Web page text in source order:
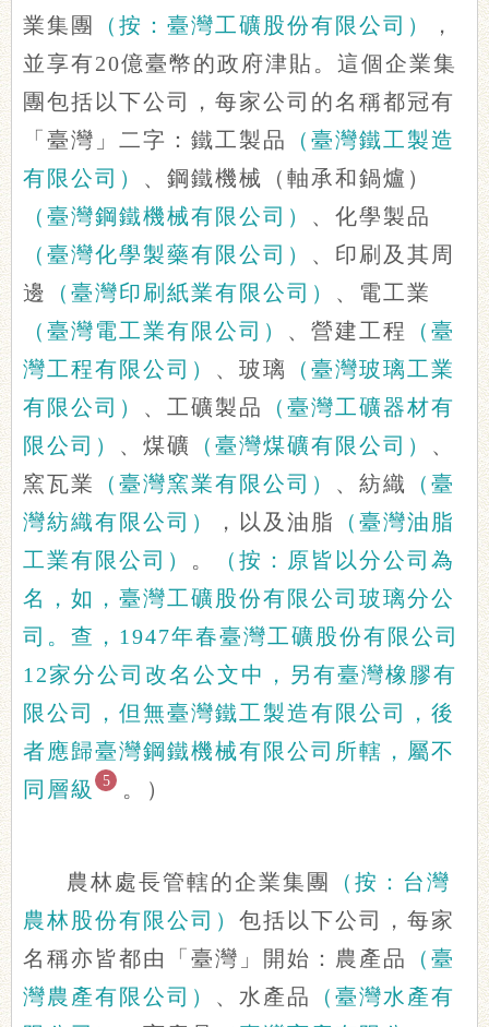
業集團
（按：臺灣工礦股份有限公司）
，
並享有20億臺幣的政府津貼。這個企業集
團包括以下公司，每家公司的名稱都冠有
「臺灣」二字：鐵工製品
（臺灣鐵工製造
有限公司） 、鋼鐵機械（軸承和鍋爐）
（臺灣鋼鐵機械有限公司） 、化學製品
（臺灣化學製藥有限公司） 、印刷及其周
邊
（臺灣印刷紙業有限公司） 、電工業
（臺灣電工業有限公司） 、營建工程
（臺
灣工程有限公司） 、玻璃
（臺灣玻璃工業
有限公司） 、工礦製品
（臺灣工礦器材有
限公司） 、煤礦 （臺灣煤礦有限公司） 、
窯瓦業
（臺灣窯業有限公司） 、紡織
（臺
灣紡織有限公司）
，以及油脂
（臺灣油脂
工業有限公司） 。
（按：原皆以分公司為
名，如，臺灣工礦股份有限公司玻璃分公
司。查，1947年春臺灣工礦股份有限公司
12家分公司改名公文中，另有臺灣橡膠有
限公司，但無臺灣鐵工製造有限公司，後
者應歸臺灣鋼鐵機械有限公司所轄，屬不
同層級
5 。）
農林處長管轄的企業集團
（按：台灣
農林股份有限公司） 包括以下公司，每家
名稱亦皆都由「臺灣」開始：農產品
（臺
灣農產有限公司） 、水產品
（臺灣水產有